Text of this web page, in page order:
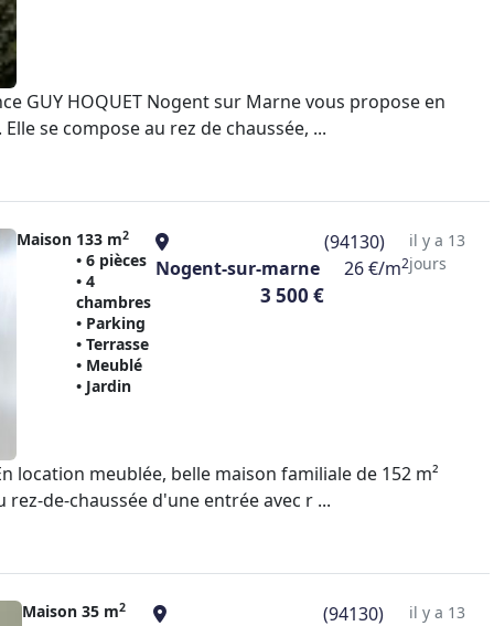
GUY HOQUET Nogent sur Marne vous propose en
se compose au rez de chaussée, ...
Maison 133 m2
• 6 pièces
• 4
chambres
• Parking
• Terrasse
• Meublé
• Jardin
Nogent-sur-marne
3 500 €
(94130)
26 €/m2
il y a 13
jours
location meublée, belle maison familiale de 152 m²
de-chaussée d'une entrée avec r ...
Maison 35 m2 (94130)
il y a 13